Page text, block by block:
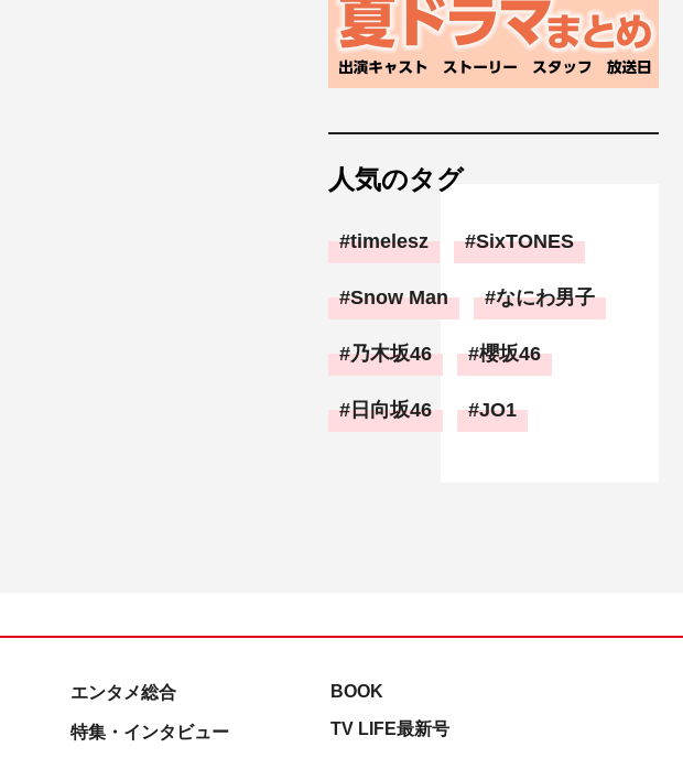
人気のタグ
timelesz SixTONES
Snow Man なにわ男子
乃木坂46 櫻坂46
日向坂46 JO1
エンタメ総合
特集・インタビュー
BOOK
TV LIFE最新号